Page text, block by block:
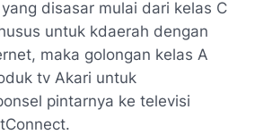
disasar mulai dari kelas C
untuk kdaerah dengan
maka golongan kelas A
tv Akari untuk
pintarnya ke televisi